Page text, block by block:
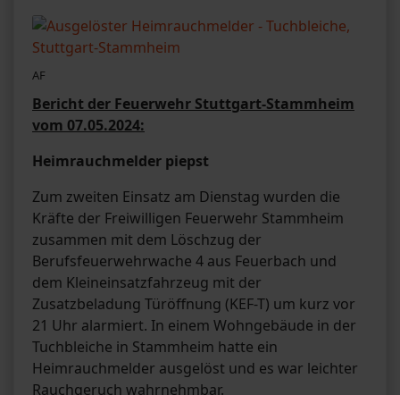
AF
Bericht der Feuerwehr Stuttgart-Stammheim
vom 07.05.2024:
Heimrauchmelder piepst
Zum zweiten Einsatz am Dienstag wurden die
Kräfte der Freiwilligen Feuerwehr Stammheim
zusammen mit dem Löschzug der
Berufsfeuerwehrwache 4 aus Feuerbach und
dem Kleineinsatzfahrzeug mit der
Zusatzbeladung Türöffnung (KEF-T) um kurz vor
21 Uhr alarmiert. In einem Wohngebäude in der
Tuchbleiche in Stammheim hatte ein
Heimrauchmelder ausgelöst und es war leichter
Rauchgeruch wahrnehmbar.